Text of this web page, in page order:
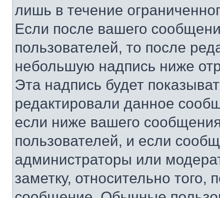
лишь в течение
Если после вашего
пользователей, то после
небольшую надпись ниже
Эта надпись будет
редактировали данное
если ниже вашего
пользователей, и если
администраторы или
заметку, относительно